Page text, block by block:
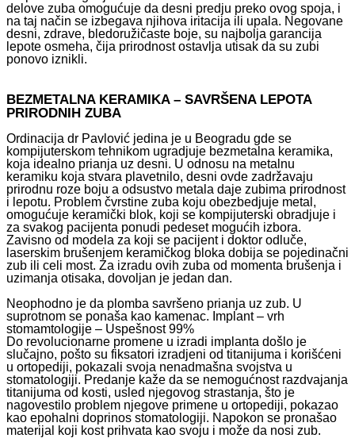
delove zuba omogućuje da desni predju preko ovog spoja, i
na taj način se izbegava njihova iritacija ili upala. Negovane
desni, zdrave, bledoružičaste boje, su najbolja garancija
lepote osmeha, čija prirodnost ostavlja utisak da su zubi
ponovo iznikli.
BEZMETALNA KERAMIKA – SAVRŠENA LEPOTA
PRIRODNIH ZUBA
Ordinacija dr Pavlović jedina je u Beogradu gde se
kompijuterskom tehnikom ugradjuje bezmetalna keramika,
koja idealno prianja uz desni. U odnosu na metalnu
keramiku koja stvara plavetnilo, desni ovde zadržavaju
prirodnu roze boju a odsustvo metala daje zubima prirodnost
i lepotu. Problem čvrstine zuba koju obezbedjuje metal,
omogućuje keramički blok, koji se kompijuterski obradjuje i
za svakog pacijenta ponudi pedeset mogućih izbora.
Zavisno od modela za koji se pacijent i doktor odluče,
laserskim brušenjem keramičkog bloka dobija se pojedinačni
zub ili celi most. Za izradu ovih zuba od momenta brušenja i
uzimanja otisaka, dovoljan je jedan dan.
Neophodno je da plomba savršeno prianja uz zub. U
suprotnom se ponaša kao kamenac. Implant – vrh
stomamtologije – Uspešnost 99%
Do revolucionarne promene u izradi implanta došlo je
slučajno, pošto su fiksatori izradjeni od titanijuma i korišćeni
u ortopediji, pokazali svoja nenadmašna svojstva u
stomatologiji. Predanje kaže da se nemogućnost razdvajanja
titanijuma od kosti, usled njegovog strastanja, što je
nagovestilo problem njegove primene u ortopediji, pokazao
kao epohalni doprinos stomatologiji. Napokon se pronašao
materijal koji kost prihvata kao svoju i može da nosi zub.